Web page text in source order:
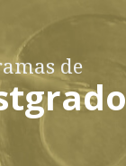
de